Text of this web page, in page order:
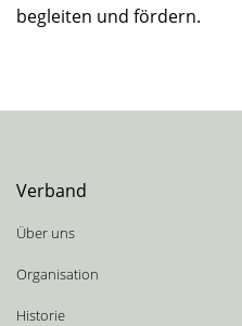
begleiten und fördern.
Verband
Über uns
Organisation
Historie